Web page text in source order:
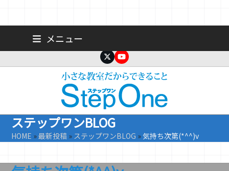
メニュー
TwitterYouTube
ステップワンBLOG
HOME »最新投稿 » ステップワンBLOG »気持ち次第(*^^)v